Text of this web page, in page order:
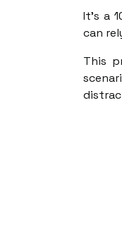
It's a
can
This